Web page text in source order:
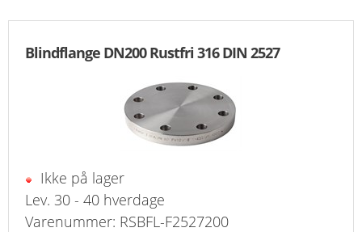
Blindflange DN200 Rustfri 316 DIN 2527
Ikke på lager
Lev. 30 - 40 hverdage
Varenummer: RSBFL-F2527200